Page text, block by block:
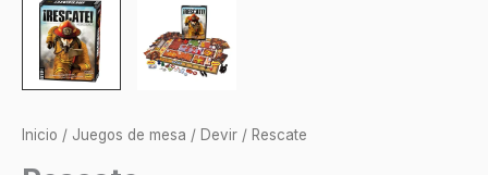
Inicio / Juegos de mesa / Devir / Rescate